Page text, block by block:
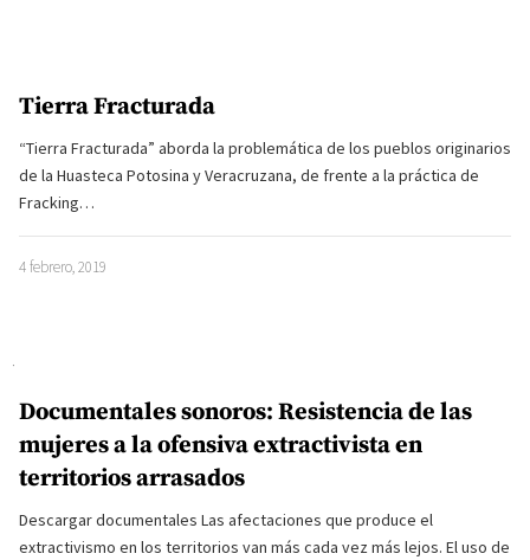
Tierra Fracturada
“Tierra Fracturada” aborda la problemática de los pueblos originarios
de la Huasteca Potosina y Veracruzana, de frente a la práctica de
Fracking…
4 febrero, 2019
Documentales sonoros: Resistencia de las
mujeres a la ofensiva extractivista en
territorios arrasados
Descargar documentales Las afectaciones que produce el
extractivismo en los territorios van más cada vez más lejos. El uso de